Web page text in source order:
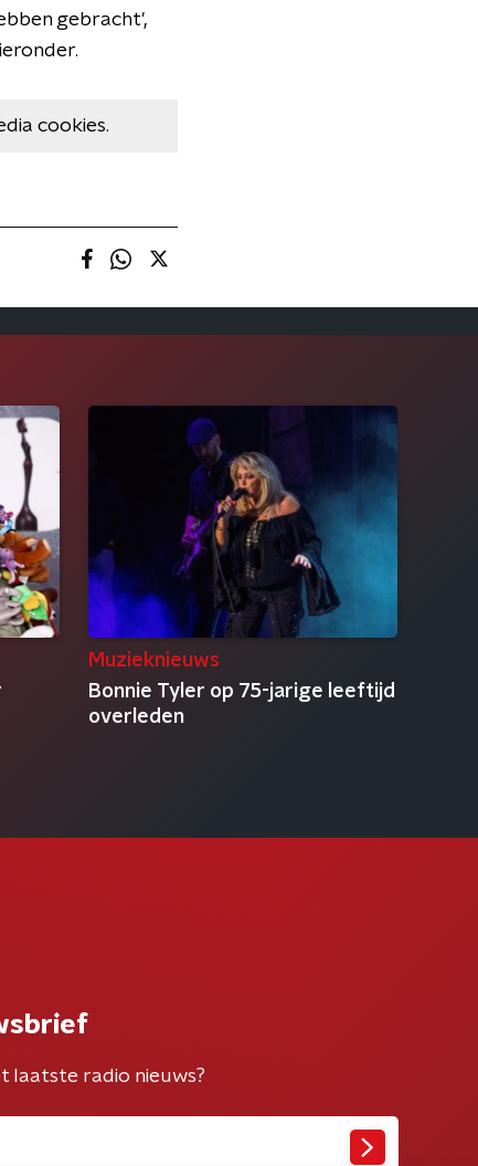
gebracht',
cookies.
Muzieknieuws
Bonnie Tyler op 75-jarige leeftijd
overleden
laatste radio nieuws?